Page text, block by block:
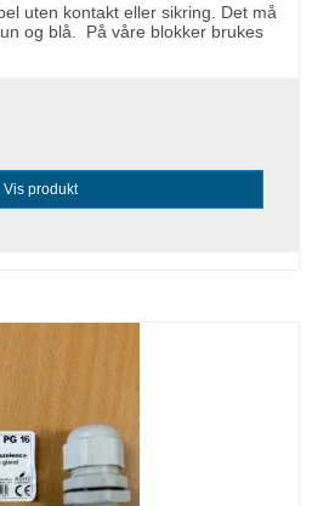
uten kontakt eller sikring. Det må
og blå. På våre blokker brukes
Vis produkt